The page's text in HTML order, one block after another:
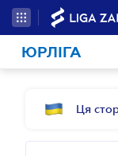
ЮРЛІГА
Ця